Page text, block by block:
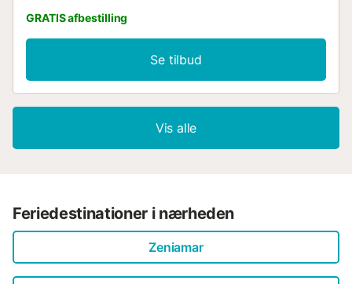
GRATIS afbestilling
Se tilbud
Vis alle
Feriedestinationer i nærheden
Zeniamar